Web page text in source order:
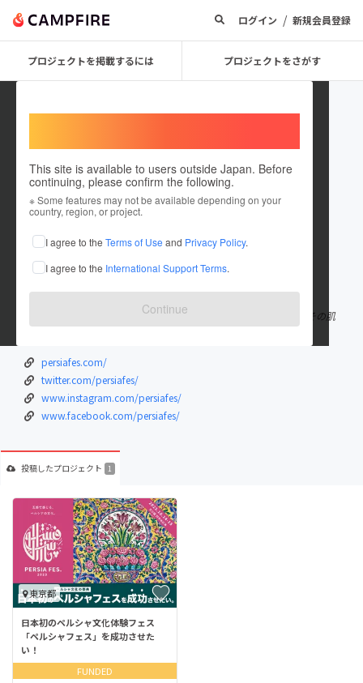
ログイン / 新規会員登録
プロジェクトを掲載するには プロジェクトをさがす
This site is available to users outside Japan. Before
continuing, please confirm the following.
※ Some features may not be available depending on your
country, region, or project.
I agree to the Terms of Use and Privacy Policy.
I agree to the International Support Terms.
Continue
persiafes
これまでに1件のプロジェクトを投稿しています
在住国：日本 現在地：東京都
出身国：日本 出身地：未設定
長い歴史の中で育まれたペルシアの文化。その美しさをその目、その肌
で体感するイベント、ペルシャフェス。2023年日本初開催！
persiafes.com/
twitter.com/persiafes/
www.instagram.com/persiafes/
www.facebook.com/persiafes/
投稿したプロジェクト 1
東京都
日本初のペルシャ文化体験フェス
「ペルシャフェス」を成功させた
い！
FUNDED